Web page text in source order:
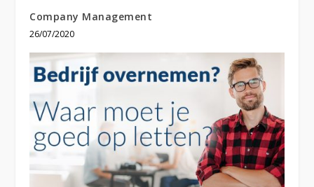
Company Management
26/07/2020